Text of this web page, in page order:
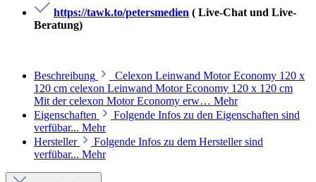
https://tawk.to/petersmedien ( Live-Chat und Live-
Beratung)
Beschreibung
Celexon Leinwand Motor Economy 120 x
120 cm celexon Leinwand Motor Economy 120 x 120 cm
Mit der celexon Motor Economy erw… Mehr
Eigenschaften
Folgende Infos zu den Eigenschaften sind
verfübar... Mehr
Hersteller
Folgende Infos zu dem Hersteller sind
verfübar... Mehr